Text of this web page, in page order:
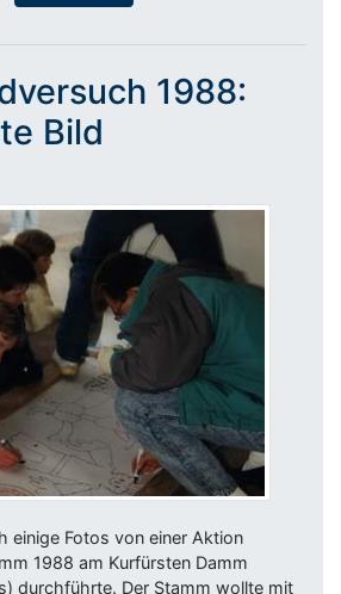
1988:
Bild
einige Fotos von einer Aktion
1988 am Kurfürsten Damm
durchführte. Der Stamm wollte mit